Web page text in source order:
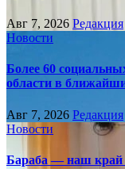
Авг 7, 2026 Редакция
Новости
Более 60
области в
Авг 7, 2026 Редакция
Новости
Бараба — наш край